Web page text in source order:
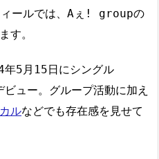
ィールでは、Aぇ! groupの
す。
5月15日にシングル
ビュー。グループ活動に加え
ルなどでも存在感を見せて